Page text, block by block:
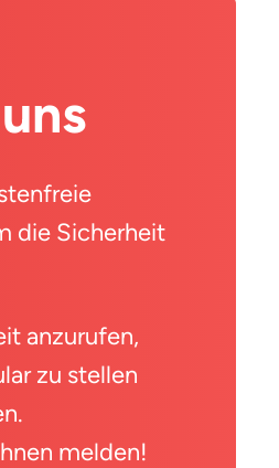
die Sicherheit
anzurufen,
zu stellen
melden!